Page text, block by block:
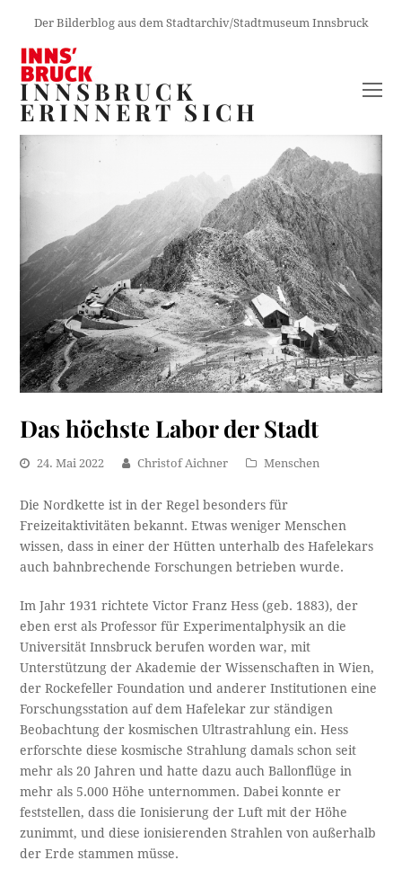
Der Bilderblog aus dem Stadtarchiv/Stadtmuseum Innsbruck
INNSBRUCK
ERINNERT SICH
Das höchste Labor der Stadt
24. Mai 2022 Christof Aichner Menschen
Die Nordkette ist in der Regel besonders für
Freizeitaktivitäten bekannt. Etwas weniger Menschen
wissen, dass in einer der Hütten unterhalb des Hafelekars
auch bahnbrechende Forschungen betrieben wurde.
Im Jahr 1931 richtete Victor Franz Hess (geb. 1883), der
eben erst als Professor für Experimentalphysik an die
Universität Innsbruck berufen worden war, mit
Unterstützung der Akademie der Wissenschaften in Wien,
der Rockefeller Foundation und anderer Institutionen eine
Forschungsstation auf dem Hafelekar zur ständigen
Beobachtung der kosmischen Ultrastrahlung ein. Hess
erforschte diese kosmische Strahlung damals schon seit
mehr als 20 Jahren und hatte dazu auch Ballonflüge in
mehr als 5.000 Höhe unternommen. Dabei konnte er
feststellen, dass die Ionisierung der Luft mit der Höhe
zunimmt, und diese ionisierenden Strahlen von außerhalb
der Erde stammen müsse.